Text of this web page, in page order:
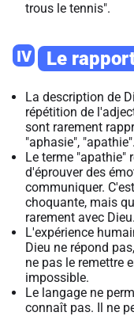
trous le tennis".
IV Le
La description de
répétition de
sont rarement
"aphasie",
Le terme "apathie"
d'éprouver des
communiquer.
choquante, mais
rarement avec
L'expérience
Dieu ne répond
ne pas le remettre
impossible.
Le langage ne
connaît pas. Il ne